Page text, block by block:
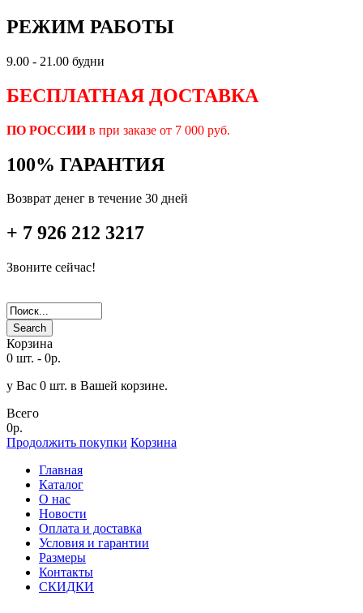
РЕЖИМ РАБОТЫ
9.00 - 21.00 будни
БЕСПЛАТНАЯ ДОСТАВКА
ПО РОССИИв при заказе от 7 000 руб.
100% ГАРАНТИЯ
Возврат денег в течение 30 дней
+ 7 926 212 3217
Звоните сейчас!
Search
Корзина
0 шт. - 0р.
у Вас 0 шт. в Вашей корзине.
Всего
0р.
Продолжить покупки Корзина
Главная
Каталог
О нас
Новости
Оплата и доставка
Условия и гарантии
Размеры
Контакты
СКИДКИ